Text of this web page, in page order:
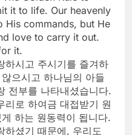
it to life. Our heavenly
His commands, but He
love to carry it out.
it.
하시고 주시기를 즐겨하
으시고 하나님의 아들
전부를 나타내셨습니다.
리로 하여금 대접받기 원
하는 원동력이 됩니다.
하셨기 때문에, 우리도